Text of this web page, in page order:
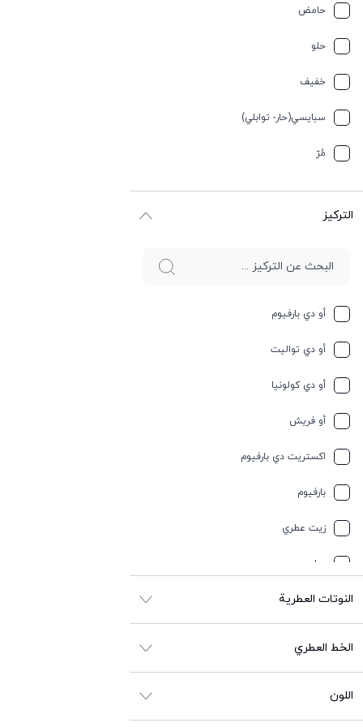
تبغ
ترابي
تيربيني
جلد
جوز الهند
حامِض
زهري
زهري أصفر
سبايسي
حامض
حلو
خفیف
سبایسي(حار- توابلي)
مُرّ
التركيز
أو دي بارفيوم
أو دي تواليت
أو دي كولونيا
أو فريش
اكستريت دي بارفيوم
بارفيوم
زيت عطري
عطر
النوتات العطرية
الخط العطري
اللون